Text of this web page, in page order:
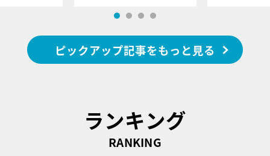
ピックアップ記事をもっと見る
ランキング
RANKING